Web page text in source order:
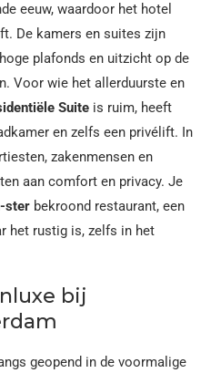
eeuw, waardoor het hotel
De kamers en suites zijn
plafonds en uitzicht op de
Voor wie het allerduurste en
Suite is ruim, heeft
en zelfs een privélift. In
zakenmensen en
aan comfort en privacy. Je
ster bekroond restaurant, een
het rustig is, zelfs in het
bij
geopend in de voormalige